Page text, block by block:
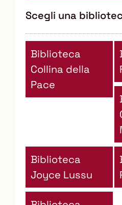
Scegli una
Biblioteca
Collina della
Pace
Biblioteca
Joyce Lussu